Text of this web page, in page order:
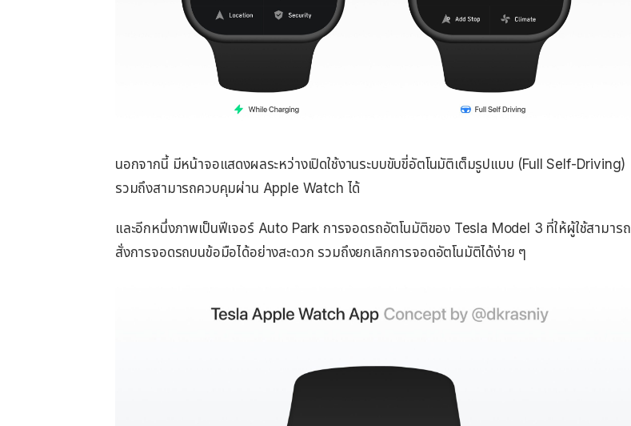
นอกจากนี้ มีหน้าจอแสดงผลระหว่างเปิดใช้งานระบบขับขี่อัตโนมัติเต็มรูปแบบ (Full Self-Driving)
รวมถึงสามารถควบคุมผ่าน Apple Watch ได้
และอีกหนึ่งภาพเป็นฟีเจอร์ Auto Park การจอดรถอัตโนมัติของ Tesla Model 3 ที่ให้ผู้ใช้สามารถ
สั่งการจอดรถบนข้อมือได้อย่างสะดวก รวมถึงยกเลิกการจอดอัตโนมัติได้ง่าย ๆ